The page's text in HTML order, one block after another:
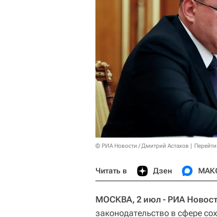
© РИА Новости / Дмитрий Астахов
Читать в Дзен
МОСКВА, 2 июл - РИА
законодательство в сфере